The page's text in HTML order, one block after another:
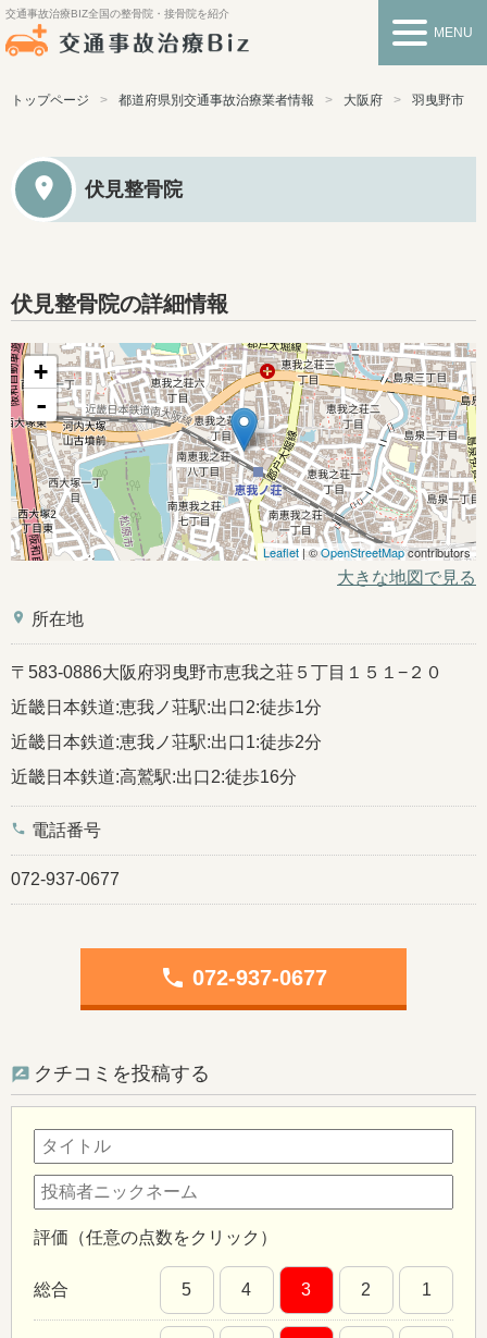
交通事故治療BIZ全国の整骨院・接骨院を紹介
MENU
トップページ 都道府県別交通事故治療業者情報 大阪府 羽曳野市
伏見整骨院
伏見整骨院の詳細情報
+
-
Leaflet| ©OpenStreetMapcontributors
大きな地図で見る
place 所在地
〒583-0886大阪府羽曳野市恵我之荘５丁目１５１−２０
近畿日本鉄道:恵我ノ荘駅:出口2:徒歩1分
近畿日本鉄道:恵我ノ荘駅:出口1:徒歩2分
近畿日本鉄道:高鷲駅:出口2:徒歩16分
phone 電話番号
072-937-0677
phone 072-937-0677
クチコミを投稿する
評価（任意の点数をクリック）
総合 5 4 3 2 1